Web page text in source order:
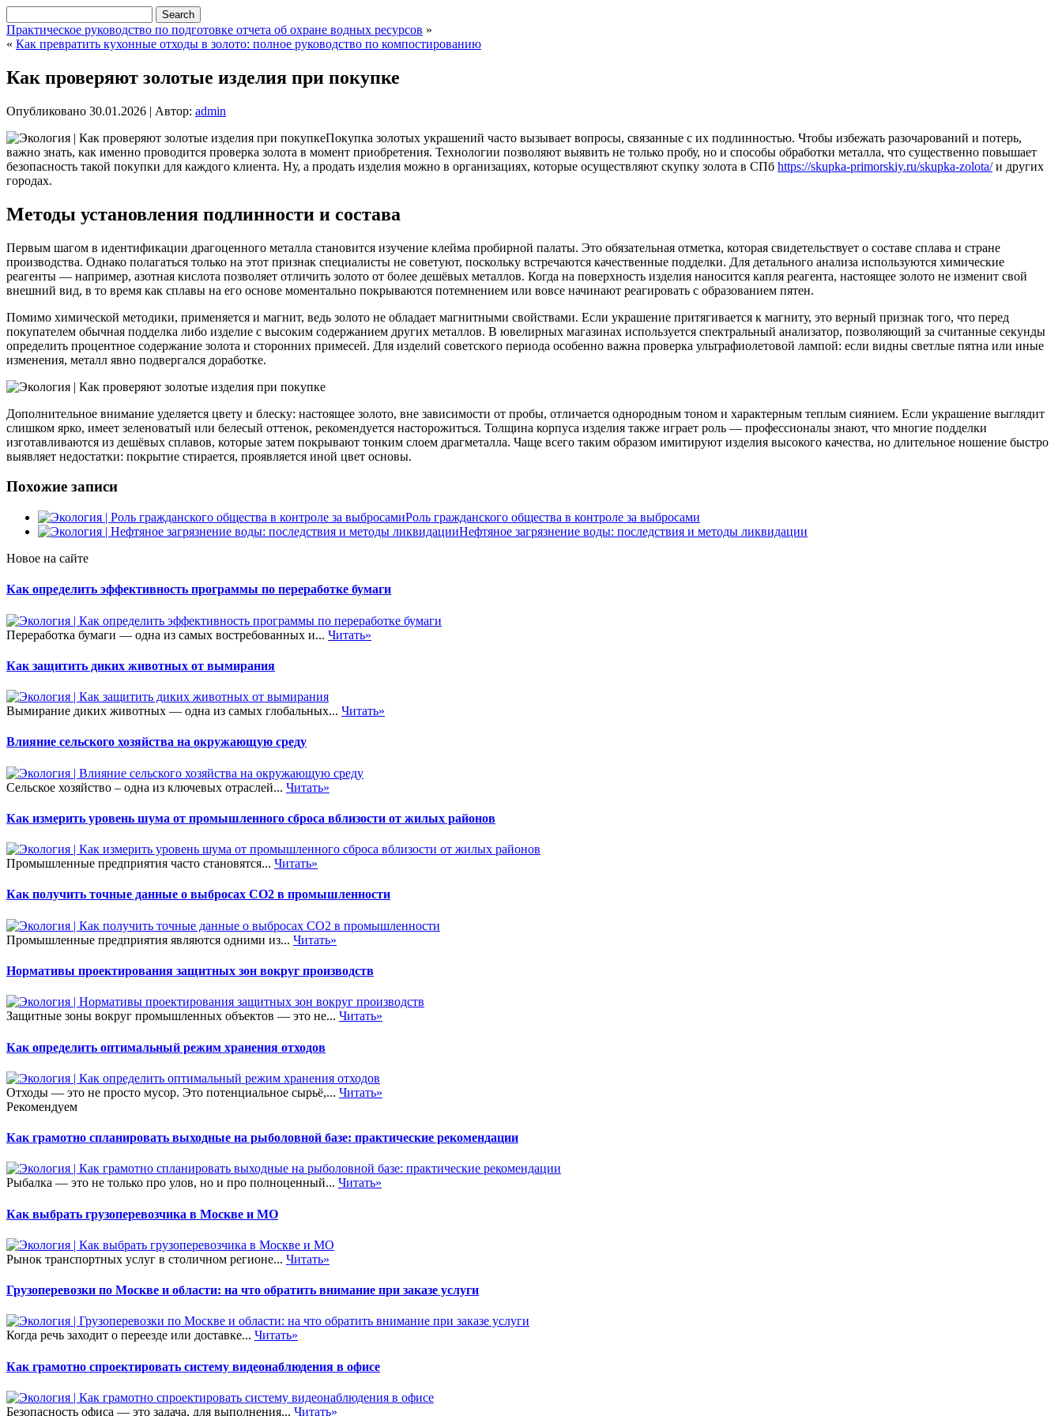
Практическое руководство по подготовке отчета об охране водных ресурсов »
« Как превратить кухонные отходы в золото: полное руководство по компостированию
Как проверяют золотые изделия при покупке
Опубликовано 30.01.2026 | Автор: admin
Покупка золотых украшений часто вызывает вопросы, связанные с их подлинностью. Чтобы избежать разочарований и потерь,
важно знать, как именно проводится проверка золота в момент приобретения. Технологии позволяют выявить не только пробу, но и способы обработки металла, что существенно повышает
безопасность такой покупки для каждого клиента. Ну, а продать изделия можно в организациях, которые осуществляют скупку золота в СПб https://skupka-primorskiy.ru/skupka-zolota/и других
городах.
Методы установления подлинности и состава
Первым шагом в идентификации драгоценного металла становится изучение клейма пробирной палаты. Это обязательная отметка, которая свидетельствует о составе сплава и стране
производства. Однако полагаться только на этот признак специалисты не советуют, поскольку встречаются качественные подделки. Для детального анализа используются химические
реагенты — например, азотная кислота позволяет отличить золото от более дешёвых металлов. Когда на поверхность изделия наносится капля реагента, настоящее золото не изменит свой
внешний вид, в то время как сплавы на его основе моментально покрываются потемнением или вовсе начинают реагировать с образованием пятен.
Помимо химической методики, применяется и магнит, ведь золото не обладает магнитными свойствами. Если украшение притягивается к магниту, это верный признак того, что перед
покупателем обычная подделка либо изделие с высоким содержанием других металлов. В ювелирных магазинах используется спектральный анализатор, позволяющий за считанные секунды
определить процентное содержание золота и сторонних примесей. Для изделий советского периода особенно важна проверка ультрафиолетовой лампой: если видны светлые пятна или иные
изменения, металл явно подвергался доработке.
Дополнительное внимание уделяется цвету и блеску: настоящее золото, вне зависимости от пробы, отличается однородным тоном и характерным теплым сиянием. Если украшение выглядит
слишком ярко, имеет зеленоватый или белесый оттенок, рекомендуется насторожиться. Толщина корпуса изделия также играет роль — профессионалы знают, что многие подделки
изготавливаются из дешёвых сплавов, которые затем покрывают тонким слоем драгметалла. Чаще всего таким образом имитируют изделия высокого качества, но длительное ношение быстро
выявляет недостатки: покрытие стирается, проявляется иной цвет основы.
Похожие записи
Роль гражданского общества в контроле за выбросами
Нефтяное загрязнение воды: последствия и методы ликвидации
Новое на сайте
Как определить эффективность программы по переработке бумаги
Переработка бумаги — одна из самых востребованных и... Читать»
Как защитить диких животных от вымирания
Вымирание диких животных — одна из самых глобальных... Читать»
Влияние сельского хозяйства на окружающую среду
Сельское хозяйство – одна из ключевых отраслей... Читать»
Как измерить уровень шума от промышленного сброса вблизости от жилых районов
Промышленные предприятия часто становятся... Читать»
Как получить точные данные о выбросах CO2 в промышленности
Промышленные предприятия являются одними из... Читать»
Нормативы проектирования защитных зон вокруг производств
Защитные зоны вокруг промышленных объектов — это не... Читать»
Как определить оптимальный режим хранения отходов
Отходы — это не просто мусор. Это потенциальное сырьё,... Читать»
Рекомендуем
Как грамотно спланировать выходные на рыболовной базе: практические рекомендации
Рыбалка — это не только про улов, но и про полноценный... Читать»
Как выбрать грузоперевозчика в Москве и МО
Рынок транспортных услуг в столичном регионе... Читать»
Грузоперевозки по Москве и области: на что обратить внимание при заказе услуги
Когда речь заходит о переезде или доставке... Читать»
Как грамотно спроектировать систему видеонаблюдения в офисе
Безопасность офиса — это задача, для выполнения... Читать»